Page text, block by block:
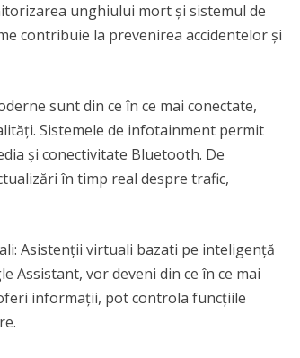
unghiului mort și sistemul de
contribuie la prevenirea accidentelor și
sunt din ce în ce mai conectate,
Sistemele de infotainment permit
și conectivitate Bluetooth. De
în timp real despre trafic,
Asistenții virtuali bazati pe inteligență
Assistant, vor deveni din ce în ce mai
informații, pot controla funcțiile